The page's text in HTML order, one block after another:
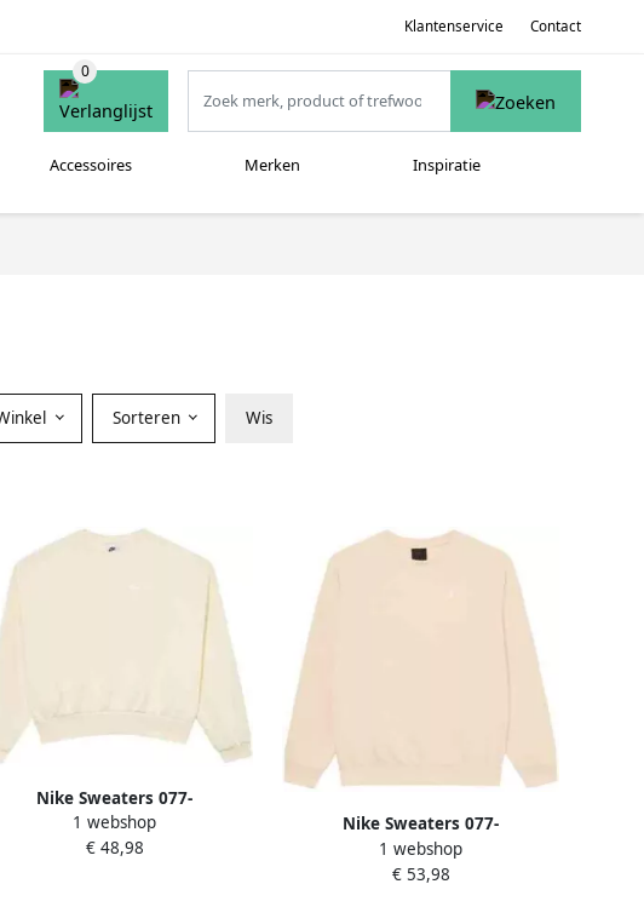
Klantenservice Contact
Accessoires Merken Inspiratie
Sorteren Wis
Nike Sweaters 077-
51463083721043
1 webshop
€ 48,98
Nike Sweaters 077-
52141298876755
1 webshop
€ 53,98